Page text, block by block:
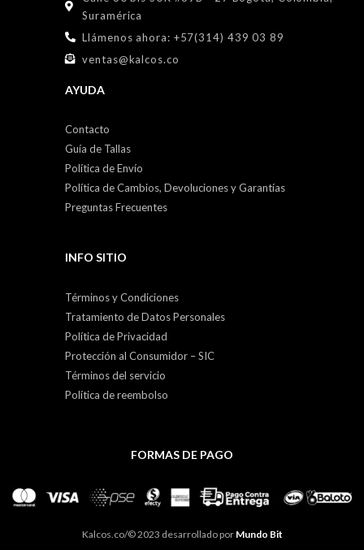
Suramérica
Llámenos ahora: +57(314) 439 03 89
ventas@kalcos.co
AYUDA
Contacto
Guía de Tallas
Política de Envío
Política de Cambios, Devoluciones y Garantías
Preguntas Frecuentes
INFO SITIO
Términos y Condiciones
Tratamiento de Datos Personales
Política de Privacidad
Protección al Consumidor – SIC
Términos del servicio
Política de reembolso
FORMAS DE PAGO
Kalcos.co/© 2023 desarrollado por Mundo Bit